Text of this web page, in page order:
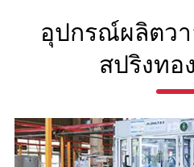
อุปกรณ์ผลิตว
สปริงทอ